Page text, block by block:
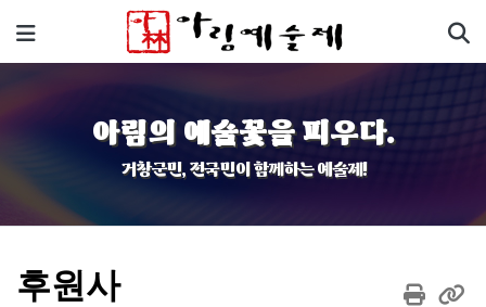
메뉴
아림의 예술꽃을 피우다.
거창군민, 전국민이 함께하는 예술제!
후원사